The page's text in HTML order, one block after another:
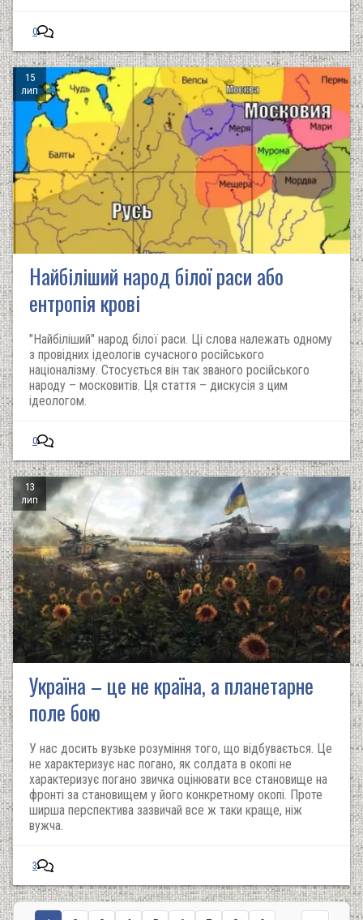
0
15
лип
Найбіліший народ білої раси або
ентропія крові
"Найбіліший" народ білої раси. Ці слова належать одному
з провідних ідеологів сучасного російського
націоналізму. Стосується він так званого російського
народу – московитів. Ця стаття – дискусія з цим
ідеологом.
0
13
лип
Україна – це не країна, а планетарне
поле бою
У нас досить вузьке розуміння того, що відбувається. Це
не характеризує нас погано, як солдата в окопі не
характеризує погано звичка оцінювати все становище на
фронті за становищем у його конкретному окопі. Проте
ширша перспектива зазвичай все ж таки краще, ніж
вужча.
3